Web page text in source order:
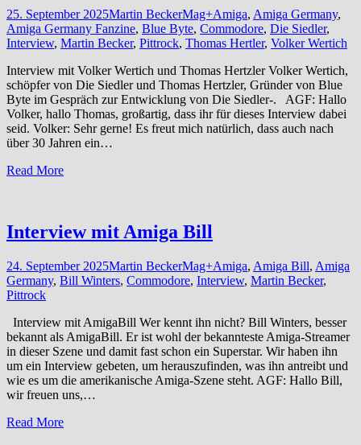
25. September 2025Martin BeckerMag+Amiga, Amiga Germany,
Amiga Germany Fanzine, Blue Byte, Commodore, Die Siedler,
Interview, Martin Becker, Pittrock, Thomas Hertler, Volker Wertich
Interview mit Volker Wertich und Thomas Hertzler Volker Wertich,
schöpfer von Die Siedler und Thomas Hertzler, Gründer von Blue
Byte im Gespräch zur Entwicklung von Die Siedler-. AGF: Hallo
Volker, hallo Thomas, großartig, dass ihr für dieses Interview dabei
seid. Volker: Sehr gerne! Es freut mich natürlich, dass auch nach
über 30 Jahren ein…
Read More
Interview mit Amiga Bill
24. September 2025Martin BeckerMag+Amiga, Amiga Bill, Amiga
Germany, Bill Winters, Commodore, Interview, Martin Becker,
Pittrock
Interview mit AmigaBill Wer kennt ihn nicht? Bill Winters, besser
bekannt als AmigaBill. Er ist wohl der bekannteste Amiga-Streamer
in dieser Szene und damit fast schon ein Superstar. Wir haben ihn
um ein Interview gebeten, um herauszufinden, was ihn antreibt und
wie es um die amerikanische Amiga-Szene steht. AGF: Hallo Bill,
wir freuen uns,…
Read More